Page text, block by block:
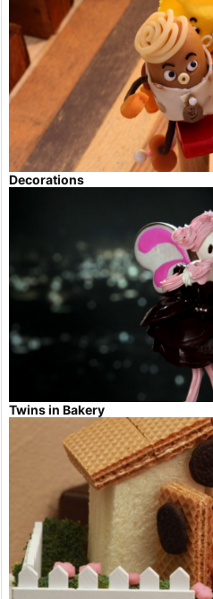
Decorations
Twins in Bakery